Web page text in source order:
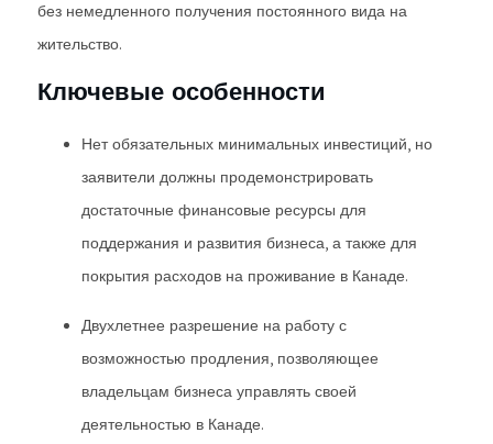
без немедленного получения постоянного вида на
жительство.
Ключевые особенности
Нет обязательных минимальных инвестиций, но
заявители должны продемонстрировать
достаточные финансовые ресурсы для
поддержания и развития бизнеса, а также для
покрытия расходов на проживание в Канаде.
Двухлетнее разрешение на работу с
возможностью продления, позволяющее
владельцам бизнеса управлять своей
деятельностью в Канаде.